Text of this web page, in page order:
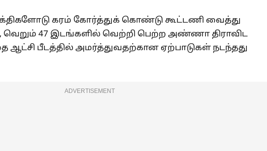
கரம் கோர்த்துக் கொண்டு கூட்டணி வைத்து
வெறும் 47 இடங்களில் வெற்றி பெற்ற அண்ணா திராவிட
பீடத்தில் அமர்த்துவதற்கான ஏற்பாடுகள் நடந்தது
ADVERTISEMENT